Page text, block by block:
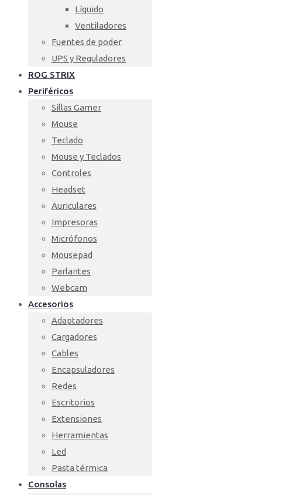
Líquido
Ventiladores
Fuentes de poder
UPS y Reguladores
ROG STRIX
Periféricos
Sillas Gamer
Mouse
Teclado
Mouse y Teclados
Controles
Headset
Auriculares
Impresoras
Micrófonos
Mousepad
Parlantes
Webcam
Accesorios
Adaptadores
Cargadores
Cables
Encapsuladores
Redes
Escritorios
Extensiones
Herramientas
Led
Pasta térmica
Consolas